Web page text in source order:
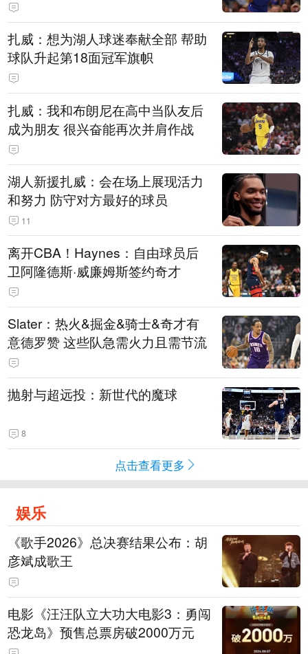
扎威：想为湖人球迷奉献全部 帮助
球队升起第18面冠军旗帜
扎威：我和布朗尼在高中当队友后
成为朋友 很兴奋能再次并肩作战
湖人新援扎威：会在场上展现活力
和努力 防守对方最好的球员
11
离开CBA！Haynes：自由球员后
卫阿隆德斯·威廉姆斯签约奇才
Slater：热火&掘金&骑士&奇才有
意德罗赞 这些队急需火力且需节流
抛射与超远投：新世代的魔球
8
点击查看更多
娱乐
《歌手2026》总决赛结果公布：胡
彦斌成歌王
电影《汪汪队立大功大电影3：勇闯
恐龙岛》预售总票房破2000万元